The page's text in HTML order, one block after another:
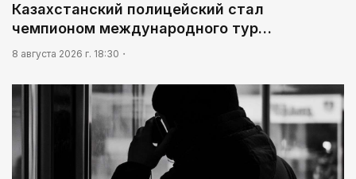
Казахстанский полицейский стал
чемпионом международного тур…
8 августа 2026 г. 18:30